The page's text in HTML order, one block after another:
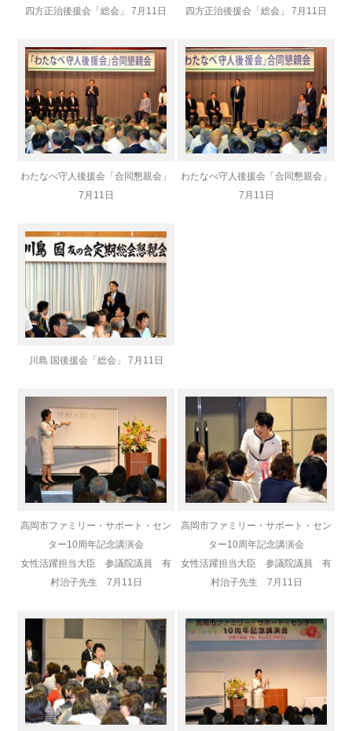
四方正治後援会「総会」 7月11日 四方正治後援会「総会」 7月11日
わたなべ守人後援会「合同懇親会」
7月11日
わたなべ守人後援会「合同懇親会」
7月11日
川島 国後援会「総会」 7月11日
高岡市ファミリー・サポート・セン
ター10周年記念講演会
女性活躍担当大臣 参議院議員 有
村治子先生 7月11日
高岡市ファミリー・サポート・セン
ター10周年記念講演会
女性活躍担当大臣 参議院議員 有
村治子先生 7月11日